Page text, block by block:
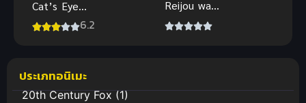
Cat’s Eye
(2023) จอม
สาว พากย์ไทย
6.2
Reijou wa
Ane no Moto
ประเภทอนิเมะ
20th Century Fox(1)